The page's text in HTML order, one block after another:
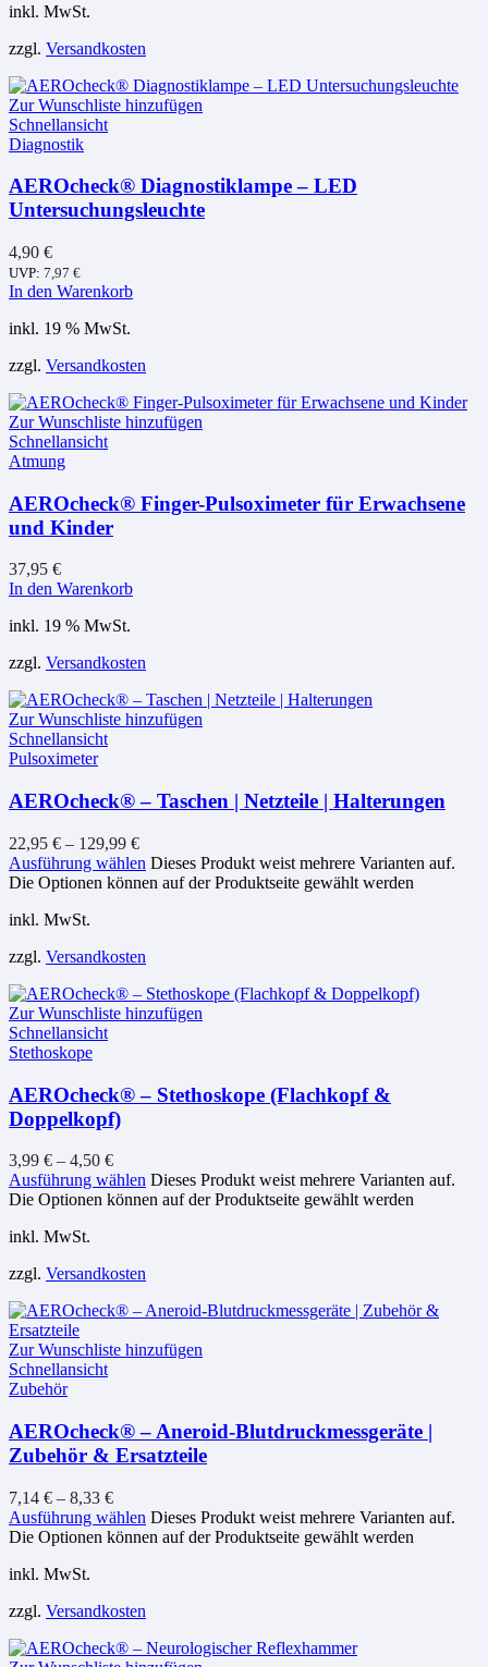
inkl. MwSt.
zzgl. Versandkosten
Zur Wunschliste hinzufügen
Schnellansicht
Diagnostik
AEROcheck® Diagnostiklampe – LED
Untersuchungsleuchte
4,90 €
UVP: 7,97 €
In den Warenkorb
inkl. 19 % MwSt.
zzgl. Versandkosten
Zur Wunschliste hinzufügen
Schnellansicht
Atmung
AEROcheck® Finger-Pulsoximeter für Erwachsene
und Kinder
37,95 €
In den Warenkorb
inkl. 19 % MwSt.
zzgl. Versandkosten
Zur Wunschliste hinzufügen
Schnellansicht
Pulsoximeter
AEROcheck® – Taschen | Netzteile | Halterungen
22,95 € – 129,99 €
Ausführung wählen Dieses Produkt weist mehrere Varianten auf.
Die Optionen können auf der Produktseite gewählt werden
inkl. MwSt.
zzgl. Versandkosten
Zur Wunschliste hinzufügen
Schnellansicht
Stethoskope
AEROcheck® – Stethoskope (Flachkopf &
Doppelkopf)
3,99 € – 4,50 €
Ausführung wählen Dieses Produkt weist mehrere Varianten auf.
Die Optionen können auf der Produktseite gewählt werden
inkl. MwSt.
zzgl. Versandkosten
Zur Wunschliste hinzufügen
Schnellansicht
Zubehör
AEROcheck® – Aneroid-Blutdruckmessgeräte |
Zubehör & Ersatzteile
7,14 € – 8,33 €
Ausführung wählen Dieses Produkt weist mehrere Varianten auf.
Die Optionen können auf der Produktseite gewählt werden
inkl. MwSt.
zzgl. Versandkosten